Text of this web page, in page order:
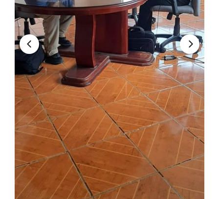
Convocatorias
GESTIÓN ADMINISTRATIVA
Plan de desarrollo y Ordenamiento Territorial -
Plan Anual Contratación - PAC
Plan Operativo Anual - POA
Convenios Institucionales
PRESUPUESTO: EJECUCIÓN Y REPORTES
Cédulas presupuestarias y balances
Procesos de contratación
Ejecución Presupuestaria
Obras y proyectos